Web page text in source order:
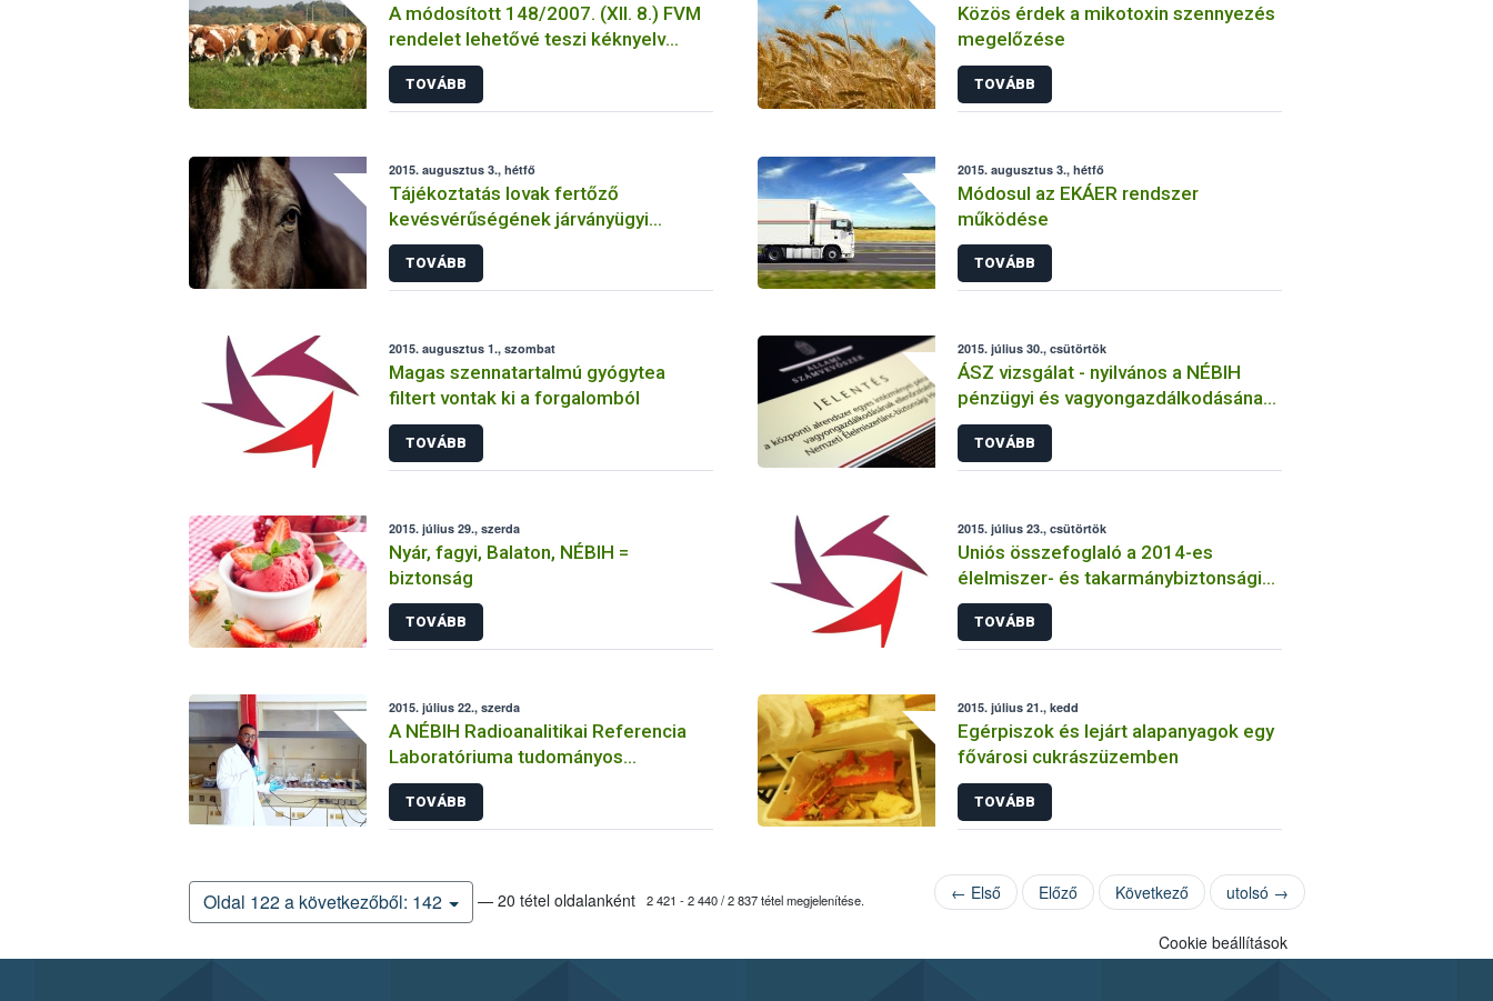
A módosított 148/2007. (XII. 8.) FVM
rendelet lehetővé teszi kéknyelv
vakcinázás állami támogatását
TOVÁBB
Közös érdek a mikotoxin szennyezés
megelőzése
TOVÁBB
2015. augusztus 3., hétfő
Tájékoztatás lovak fertőző
kevésvérűségének járványügyi
helyzetéről 1. – 2015. augusztus
TOVÁBB
2015. augusztus 3., hétfő
Módosul az EKÁER rendszer
működése
TOVÁBB
2015. augusztus 1., szombat
Magas szennatartalmú gyógytea
filtert vontak ki a forgalomból
TOVÁBB
2015. július 30., csütörtök
ÁSZ vizsgálat - nyilvános a NÉBIH
pénzügyi és vagyongazdálkodásának
ellenőrzési eredménye
TOVÁBB
2015. július 29., szerda
Nyár, fagyi, Balaton, NÉBIH =
biztonság
TOVÁBB
2015. július 23., csütörtök
Uniós összefoglaló a 2014-es
élelmiszer- és takarmánybiztonsági
riasztásokról
TOVÁBB
2015. július 22., szerda
A NÉBIH Radioanalitikai Referencia
Laboratóriuma tudományos
látogatókat fogadott Katarból
TOVÁBB
2015. július 21., kedd
Egérpiszok és lejárt alapanyagok egy
fővárosi cukrászüzemben
TOVÁBB
Oldal 122 a következőből: 142 — 20 tétel oldalanként 2 421 - 2 440 / 2 837 tétel megjelenítése. ← Első Előző Következő utolsó →
Cookie beállítások